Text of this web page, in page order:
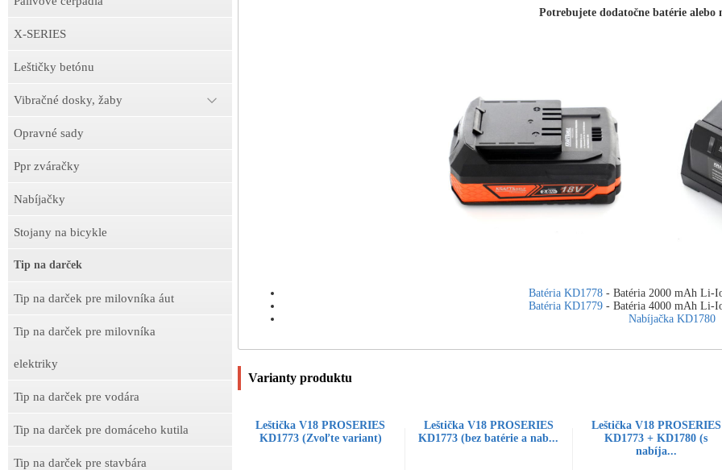
X-SERIES
Leštičky betónu
Vibračné dosky, žaby
Opravné sady
Ppr zváračky
Nabíjačky
Stojany na bicykle
Tip na darček
Tip na darček pre milovníka áut
Tip na darček pre milovníka
elektriky
Tip na darček pre vodára
Tip na darček pre domáceho kutila
Tip na darček pre stavbára
Potrebujete dodatočne batérie alebo
Batéria KD1778- Batéria 2000 mAh Li-
Batéria KD1779- Batéria 4000 mAh Li-
Nabíjačka KD1780
Varianty produktu
Leštička V18 PROSERIES
KD1773 (Zvoľte variant)
Leštička V18 PROSERIES
KD1773 (bez batérie a nab...
Leštička V18 PROSERIES
KD1773 + KD1780 (s
nabíja...